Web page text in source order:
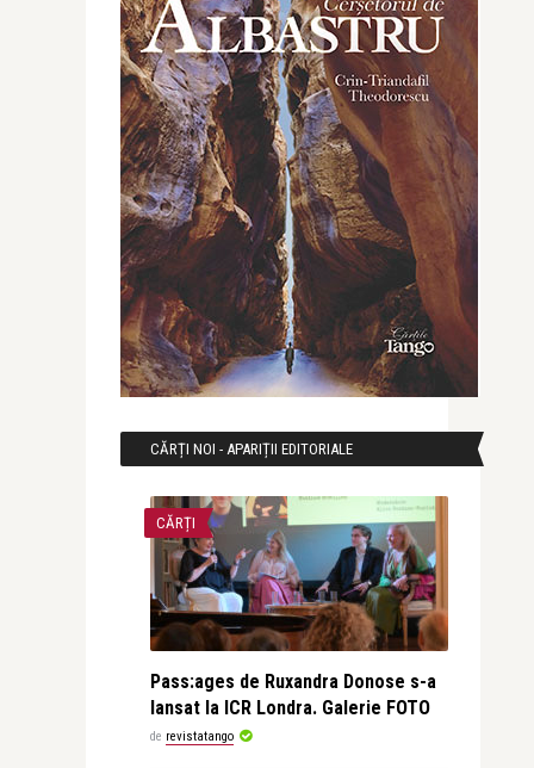
CĂRȚI NOI - APARIȚII EDITORIALE
CĂRȚI
Pass:ages de Ruxandra Donose s-a
lansat la ICR Londra. Galerie FOTO
de revistatango